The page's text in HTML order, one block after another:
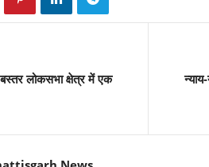
लोकसभा क्षेत्र में एक